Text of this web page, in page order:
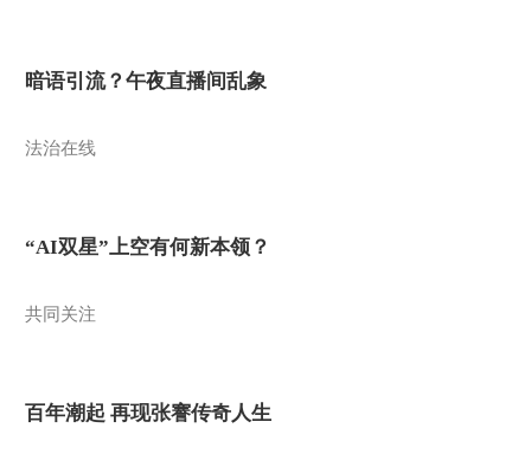
暗语引流？午夜直播间乱象
法治在线
“AI双星”上空有何新本领？
共同关注
百年潮起 再现张謇传奇人生